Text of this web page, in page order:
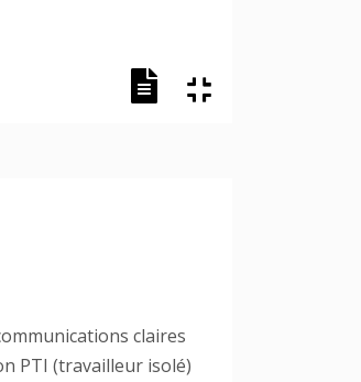
claires
PTI (travailleur isolé)